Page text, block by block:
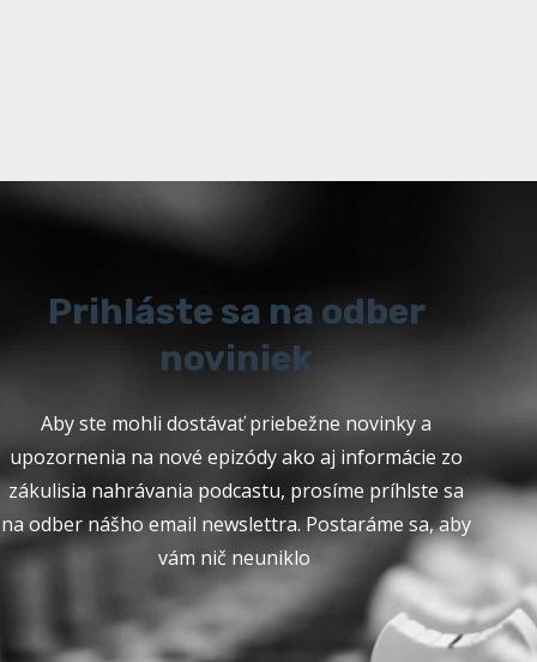
Prihláste sa na odber
noviniek
Aby ste mohli dostávať priebežne novinky a
upozornenia na nové epizódy ako aj informácie zo
zákulisia nahrávania podcastu, prosíme príhlste sa
na odber nášho email newslettra. Postaráme sa, aby
vám nič neuniklo